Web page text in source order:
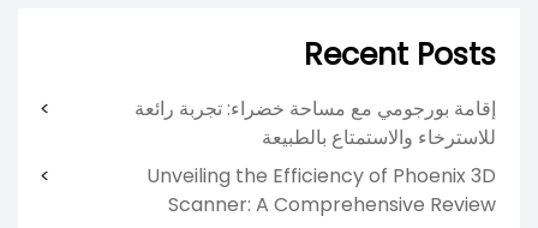
Recent Posts
إقامة بورجومي مع مساحة خضراء: تجربة رائعة
للاسترخاء والاستمتاع بالطبيعة
Unveiling the Efficiency of Phoenix 3D
Scanner: A Comprehensive Review